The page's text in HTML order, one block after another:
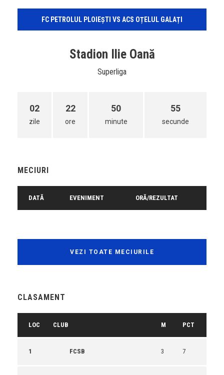
FC PETROLUL PLOIEȘTI VS ACS OȚELUL GALAȚI
Stadion Ilie Oană
Superliga
02
zile
22
ore
50
minute
55
secunde
MECIURI
DATĂ EVENIMENT ORĂ/REZULTAT
VEZI TOATE MECIURILE
CLASAMENT
LOC CLUB M PCT
1 FCSB 3 7